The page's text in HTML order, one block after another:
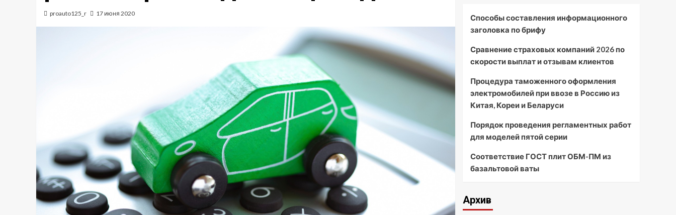
proauto125_r 17 июня 2020
Способы составления информационного
заголовка по брифу
Сравнение страховых компаний 2026 по
скорости выплат и отзывам клиентов
Процедура таможенного оформления
электромобилей при ввозе в Россию из
Китая, Кореи и Беларуси
Порядок проведения регламентных работ
для моделей пятой серии
Соответствие ГОСТ плит ОБМ-ПМ из
базальтовой ваты
Архив